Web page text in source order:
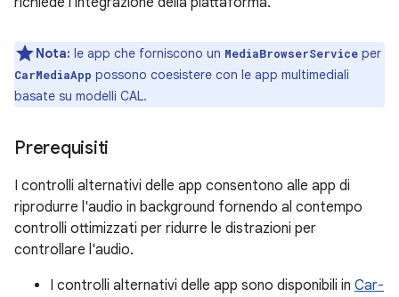
Nota: le app che forniscono un MediaBrowserService per
CarMediaApp possono coesistere con le app multimediali
basate su modelli CAL.
Prerequisiti
I controlli alternativi delle app consentono alle app di
riprodurre l'audio in background fornendo al contempo
controlli ottimizzati per ridurre le distrazioni per
controllare l'audio.
I controlli alternativi delle app sono disponibili in Car-